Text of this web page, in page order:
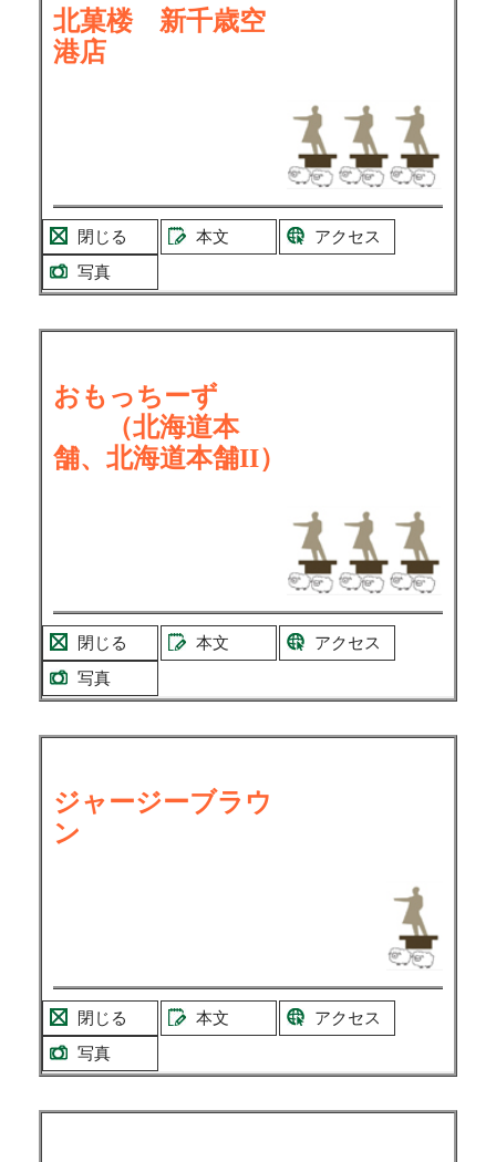
北菓楼 新千歳空
港店
閉じる 本文
アクセス
写真
おもっちーず
（北海道本
舗、北海道本舗II）
閉じる 本文
アクセス
写真
ジャージーブラウ
ン
閉じる 本文
アクセス
写真